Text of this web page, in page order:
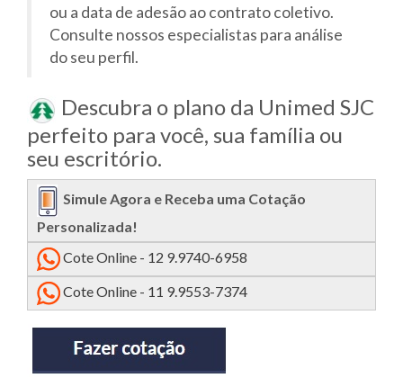
ou a data de adesão ao contrato coletivo.
Consulte nossos especialistas para análise
do seu perfil.
Descubra o plano da Unimed SJC
perfeito para você, sua família ou
seu escritório.
Simule Agora e Receba uma Cotação
Personalizada!
Cote Online - 12 9.9740-6958
Cote Online - 11 9.9553-7374